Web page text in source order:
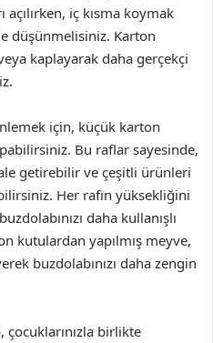
iç kısma koymak
düşünmelisiniz. Karton
kaplayarak daha gerçekçi
için, küçük karton
Bu raflar sayesinde,
getirebilir ve çeşitli ürünleri
Her rafın yüksekliğini
daha kullanışlı
kutulardan yapılmış meyve,
buzdolabınızı daha zengin
birlikte